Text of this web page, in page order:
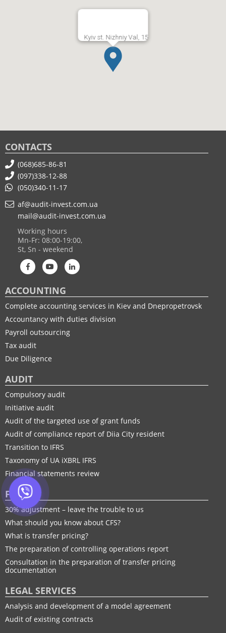
Kyiv st. Nizhniy Val, 15
CONTACTS
(068)685-86-81
(097)338-12-88
(050)340-11-17
af@audit-invest.com.ua
mail@audit-invest.com.ua
Working hours
Mn-Fr: 08:00-19:00,
St, Sn - weekend
ACCOUNTING
Complete accounting services in Kiev and Dnepropetrovsk
Accountancy with duties division
Payroll outsourcing
Tax audit
Due Diligence
AUDIT
Compulsory audit
Initiative audit
Audit of the targeted use of grant funds
Audit of compliance report of Diia City resident
Transition to IFRS
Taxonomy of UA іXBRL IFRS
Financial statements review
FTP
30% adjustment – leave the trouble to us
What should you know about CFS?
What is transfer pricing?
The preparation of controlling operations report
Consultation in the preparation of transfer pricing
documentation
LEGAL SERVICES
Analysis and development of a model agreement
Audit of existing contracts